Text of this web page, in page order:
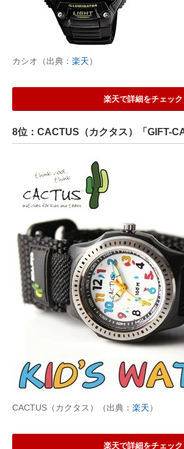
カシオ（出典： 楽天）
楽天で詳細をチェック
8位：CACTUS（カクタス）「GIFT-
CACTUS（カクタス）（出典： 楽天）
楽天で詳細をチェック